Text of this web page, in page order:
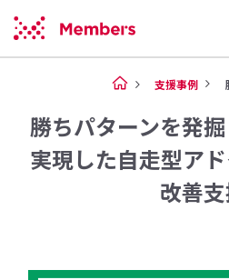
支援事例
勝ちパターンを発
実現した自走型ア
改善